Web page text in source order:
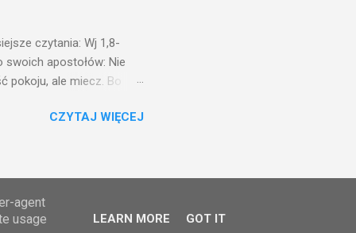
czytania: Wj 1,8-
swoich apostołów: Nie
pokoju, ale miecz. Bo
Mnie godzien. I kto kocha
Mnie posłał. Kto
jako
CZYTAJ WIĘCEJ
agent
usage
LEARN MORE GOT IT